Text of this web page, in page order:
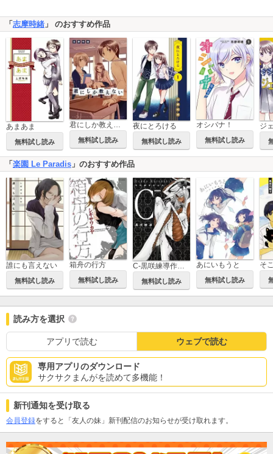
「 志摩時緒 」 のおすすめ作品
あまあま
無料試し読み
君にしか教えない
無料試し読み
夜にとろける
無料試し読み
オシバナ！
無料試し読み
「 楽園 Le Paradis 」のおすすめ作品
誰にも言えない
無料試し読み
箱舟の行方
無料試し読み
C-黒咲練導作品集
無料試し読み
あにいもうと
無料試し読み
読み方を選択
アプリで読む ウェブで読む
専用アプリのダウンロード
サクサクまんがを読めて多機能！
新刊通知を受け取る
会員登録をすると「友人の妹」新刊配信のお知らせが受け取れます。